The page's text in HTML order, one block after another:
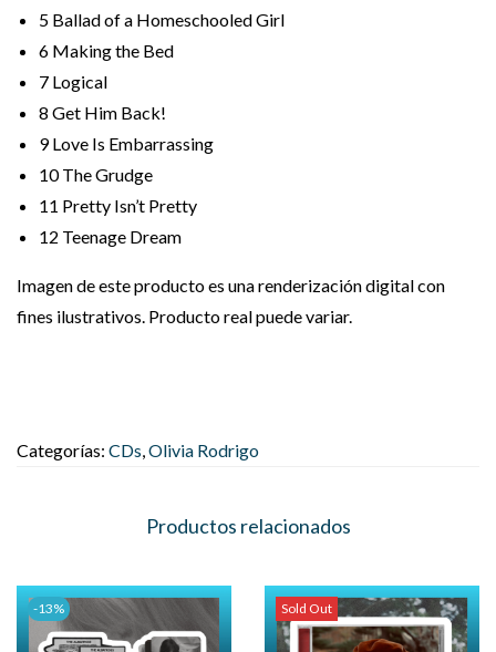
5 Ballad of a Homeschooled Girl
6 Making the Bed
7 Logical
8 Get Him Back!
9Love Is Embarrassing
10The Grudge
11 Pretty Isn’t Pretty
12 Teenage Dream
Imagen de este producto es una renderización digital con
fines ilustrativos. Producto real puede variar.
Categorías: CDs,Olivia Rodrigo
Productos relacionados
-13% Sold Out